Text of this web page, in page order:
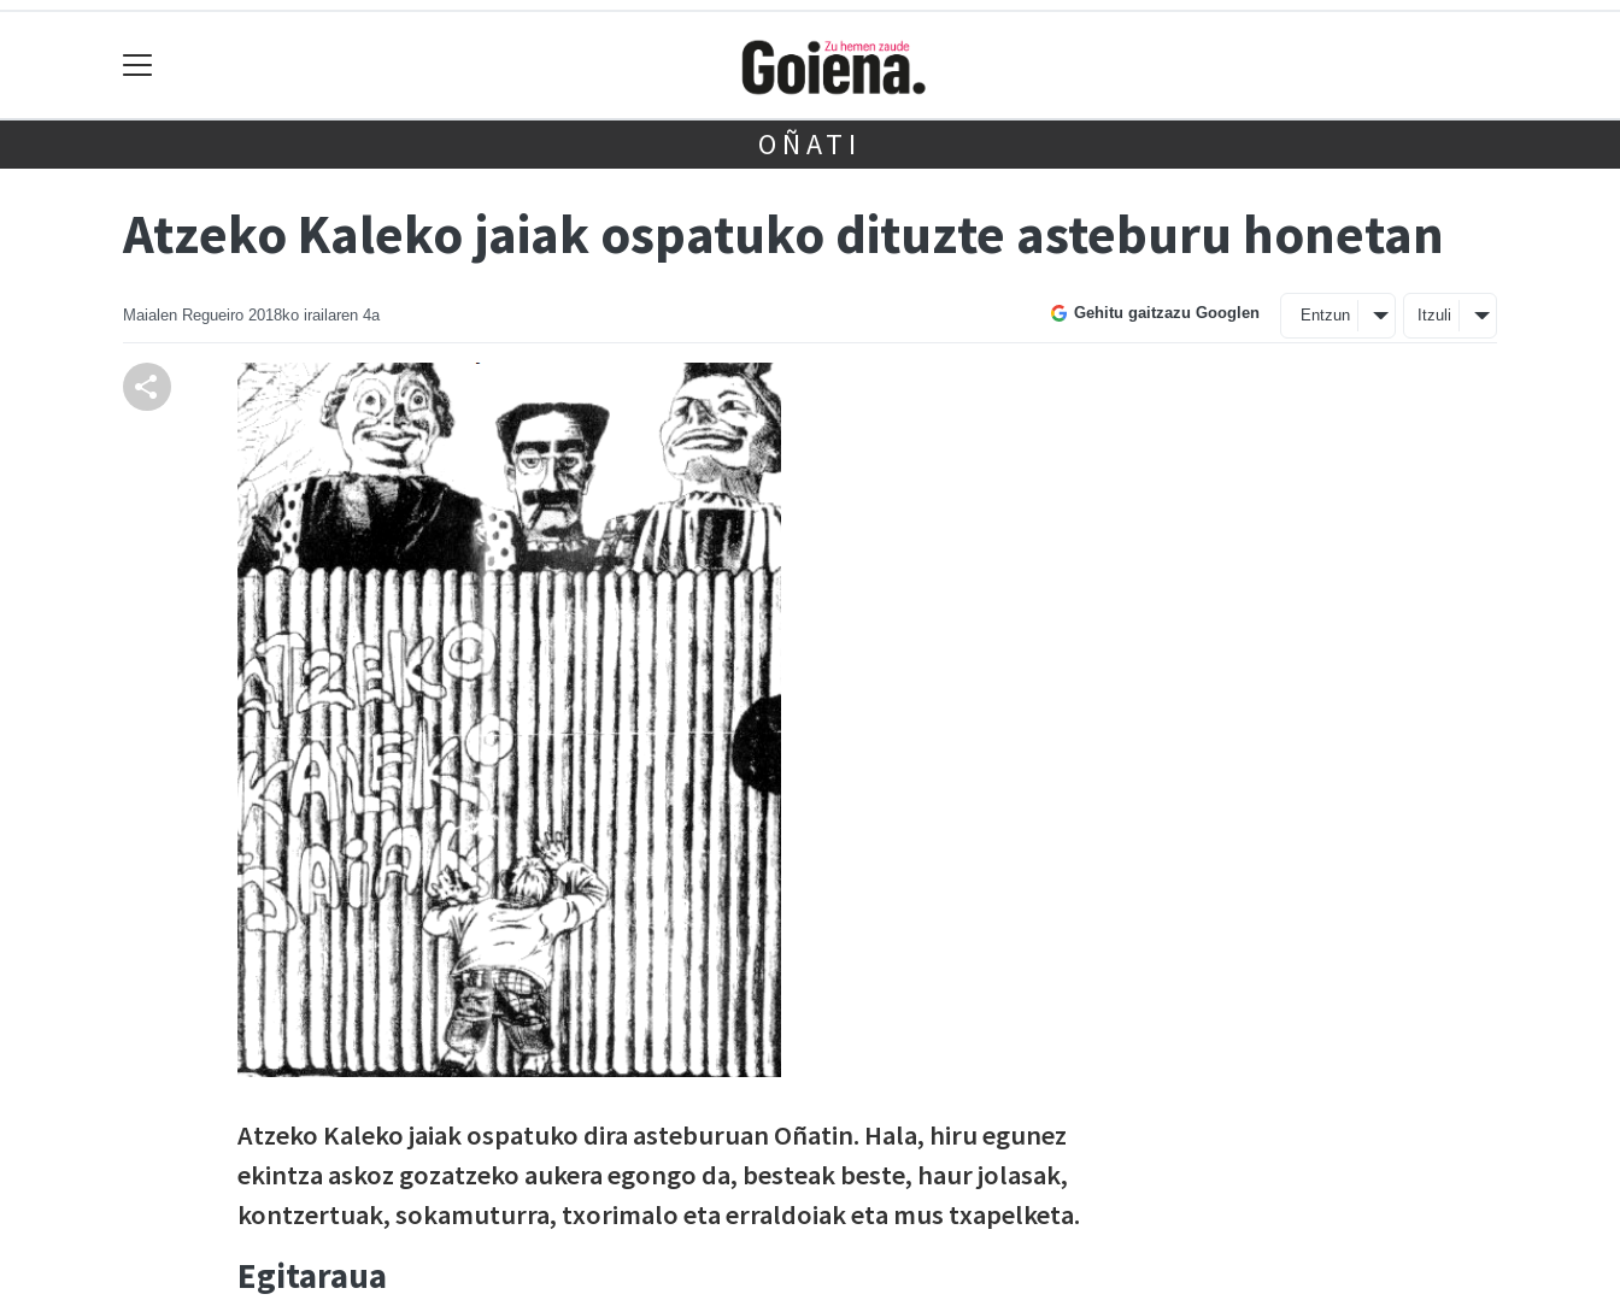
OÑATI
Atzeko Kaleko jaiak ospatuko dituzte asteburu honetan
Maialen Regueiro 2018ko irailaren 4a Gehitu gaitzazu Googlen Entzun Itzuli
Atzeko Kaleko jaiak ospatuko dira asteburuan Oñatin. Hala, hiru egunez
ekintza askoz gozatzeko aukera egongo da, besteak beste, haur jolasak,
kontzertuak, sokamuturra, txorimalo eta erraldoiak eta mus txapelketa.
Egitaraua